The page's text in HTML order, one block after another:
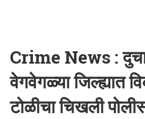
Crime News :
वेगवेगळ्या जिल्ह्यात
टोळीचा चिखली